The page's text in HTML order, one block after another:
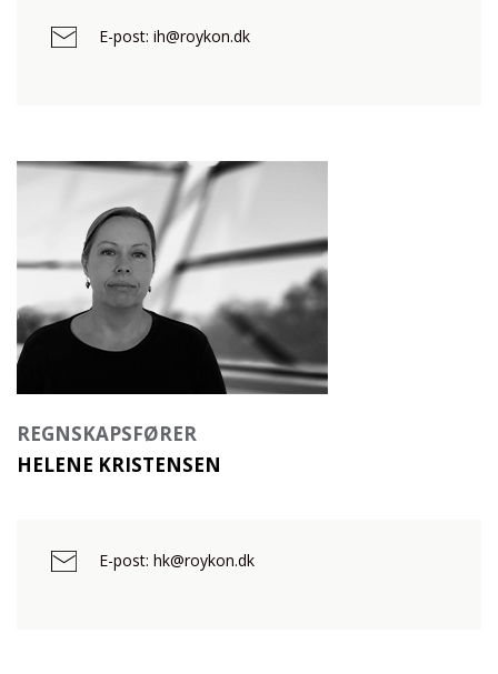
E-post: ih@roykon.dk
REGNSKAPSFØRER
HELENE KRISTENSEN
E-post: hk@roykon.dk